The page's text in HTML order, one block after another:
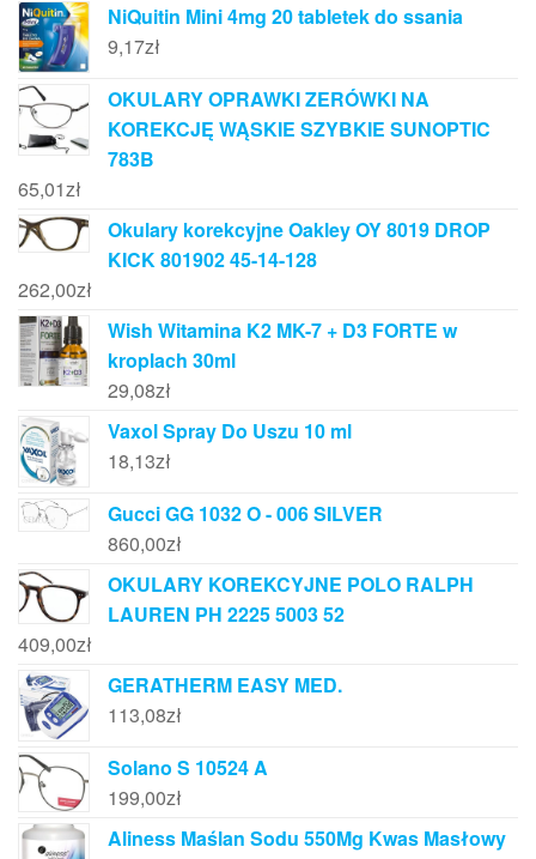
NiQuitin Mini 4mg 20 tabletek do ssania
9,17zł
OKULARY OPRAWKI ZERÓWKI NA
KOREKCJĘ WĄSKIE SZYBKIE SUNOPTIC
783B
65,01zł
Okulary korekcyjne Oakley OY 8019 DROP
KICK 801902 45-14-128
262,00zł
Wish Witamina K2 MK-7 + D3 FORTE w
kroplach 30ml
29,08zł
Vaxol Spray Do Uszu 10 ml
18,13zł
Gucci GG 1032 O - 006 SILVER
860,00zł
OKULARY KOREKCYJNE POLO RALPH
LAUREN PH 2225 5003 52
409,00zł
GERATHERM EASY MED.
113,08zł
Solano S 10524 A
199,00zł
Aliness Maślan Sodu 550Mg Kwas Masłowy